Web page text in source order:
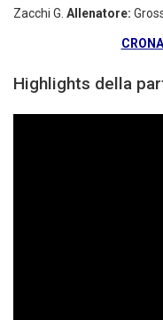
Zacchi G. Allenatore:
Highlights della